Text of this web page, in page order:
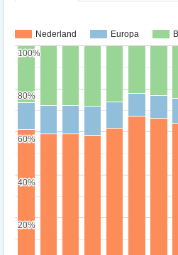
Nederland Europa
20%
20%
40%
40%
60%
60%
80%
80%
100%
100%